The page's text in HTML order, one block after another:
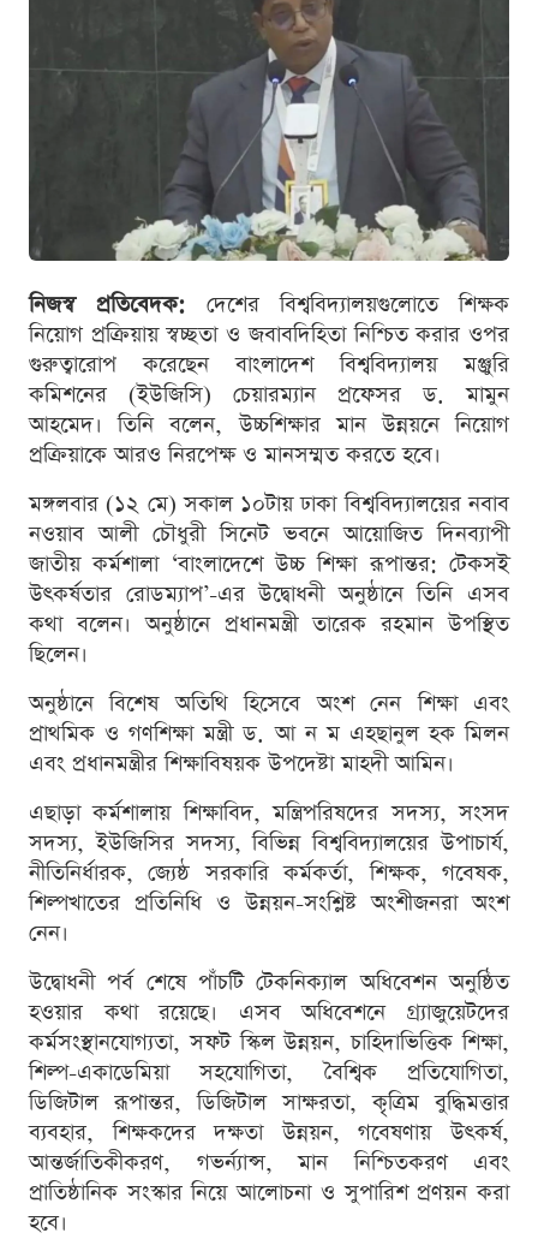
নিজস্ব প্রতিবেদক: দেশের বিশ্ববিদ্যালয়গুলোতে শিক্ষক
নিয়োগ প্রক্রিয়ায় স্বচ্ছতা ও জবাবদিহিতা নিশ্চিত করার ওপর
গুরুত্বারোপ করেছেন বাংলাদেশ বিশ্ববিদ্যালয় মঞ্জুরি
কমিশনের (ইউজিসি) চেয়ারম্যান প্রফেসর ড. মামুন
আহমেদ। তিনি বলেন, উচ্চশিক্ষার মান উন্নয়নে নিয়োগ
প্রক্রিয়াকে আরও নিরপেক্ষ ও মানসম্মত করতে হবে।
মঙ্গলবার (১২ মে) সকাল ১০টায় ঢাকা বিশ্ববিদ্যালয়ের নবাব
নওয়াব আলী চৌধুরী সিনেট ভবনে আয়োজিত দিনব্যাপী
জাতীয় কর্মশালা ‘বাংলাদেশে উচ্চ শিক্ষা রূপান্তর: টেকসই
উৎকর্ষতার রোডম্যাপ’-এর উদ্বোধনী অনুষ্ঠানে তিনি এসব
কথা বলেন। অনুষ্ঠানে প্রধানমন্ত্রী তারেক রহমান উপস্থিত
ছিলেন।
অনুষ্ঠানে বিশেষ অতিথি হিসেবে অংশ নেন শিক্ষা এবং
প্রাথমিক ও গণশিক্ষা মন্ত্রী ড. আ ন ম এহছানুল হক মিলন
এবং প্রধানমন্ত্রীর শিক্ষাবিষয়ক উপদেষ্টা মাহদী আমিন।
এছাড়া কর্মশালায় শিক্ষাবিদ, মন্ত্রিপরিষদের সদস্য, সংসদ
সদস্য, ইউজিসির সদস্য, বিভিন্ন বিশ্ববিদ্যালয়ের উপাচার্য,
নীতিনির্ধারক, জ্যেষ্ঠ সরকারি কর্মকর্তা, শিক্ষক, গবেষক,
শিল্পখাতের প্রতিনিধি ও উন্নয়ন-সংশ্লিষ্ট অংশীজনরা অংশ
নেন।
উদ্বোধনী পর্ব শেষে পাঁচটি টেকনিক্যাল অধিবেশন অনুষ্ঠিত
হওয়ার কথা রয়েছে। এসব অধিবেশনে গ্র্যাজুয়েটদের
কর্মসংস্থানযোগ্যতা, সফট স্কিল উন্নয়ন, চাহিদাভিত্তিক শিক্ষা,
শিল্প-একাডেমিয়া সহযোগিতা, বৈশ্বিক প্রতিযোগিতা,
ডিজিটাল রূপান্তর, ডিজিটাল সাক্ষরতা, কৃত্রিম বুদ্ধিমত্তার
ব্যবহার, শিক্ষকদের দক্ষতা উন্নয়ন, গবেষণায় উৎকর্ষ,
আন্তর্জাতিকীকরণ, গভর্ন্যান্স, মান নিশ্চিতকরণ এবং
প্রাতিষ্ঠানিক সংস্কার নিয়ে আলোচনা ও সুপারিশ প্রণয়ন করা
হবে।